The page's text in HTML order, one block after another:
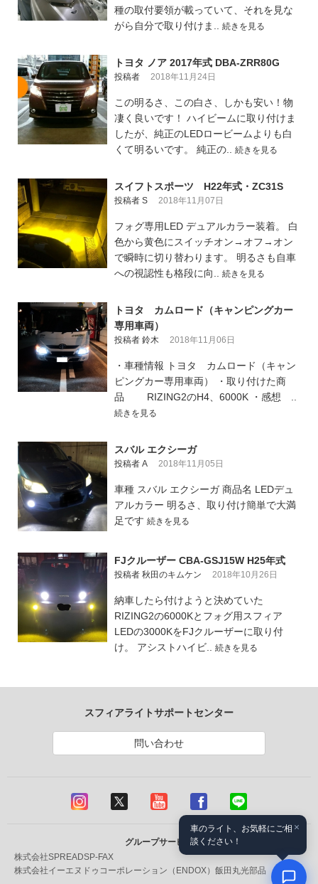
種の取付要領が載っていて、それを見な
がら自分で取り付けま.. 続きを見る
トヨタ ノア 2017年式 DBA-ZRR80G
投稿者 2018年11月24日
この明るさ、この白さ、しかも安い！物
凄く良いです！ ハイビームに取り付けま
したが、純正のLEDロービームよりも白
くて明るいです。 純正の.. 続きを見る
スイフトスポーツ H22年式・ZC31S
投稿者 S 2018年11月07日
フォグ専用LED デュアルカラー装着。 白
色から黄色にスイッチオン→オフ→オン
で瞬時に切り替わります。 明るさも自車
への視認性も格段に向.. 続きを見る
トヨタ カムロード（キャンピングカー
専用車両）
投稿者 鈴木 2018年11月06日
・車種情報 トヨタ カムロード（キャン
ピングカー専用車両） ・取り付けた商
品 RIZING2のH4、6000K ・感想 ..
続きを見る
スバル エクシーガ
投稿者 A 2018年11月05日
車種 スバル エクシーガ 商品名 LEDデュ
アルカラー 明るさ、取り付け簡単で大満
足です 続きを見る
FJクルーザー CBA-GSJ15W H25年式
投稿者 秋田のキムケン 2018年10月26日
納車したら付けようと決めていた
RIZING2の6000Kとフォグ用スフィア
LEDの3000KをFJクルーザーに取り付
け。 アシストハイビ.. 続きを見る
スフィアライトサポートセンター
問い合わせ
グループサービス
株式会社SPREADSP-FAX
株式会社イーエヌドゥコーポレーション（ENDOX） 飯田丸光部品
×
車のライト、お気軽にご相
談ください！